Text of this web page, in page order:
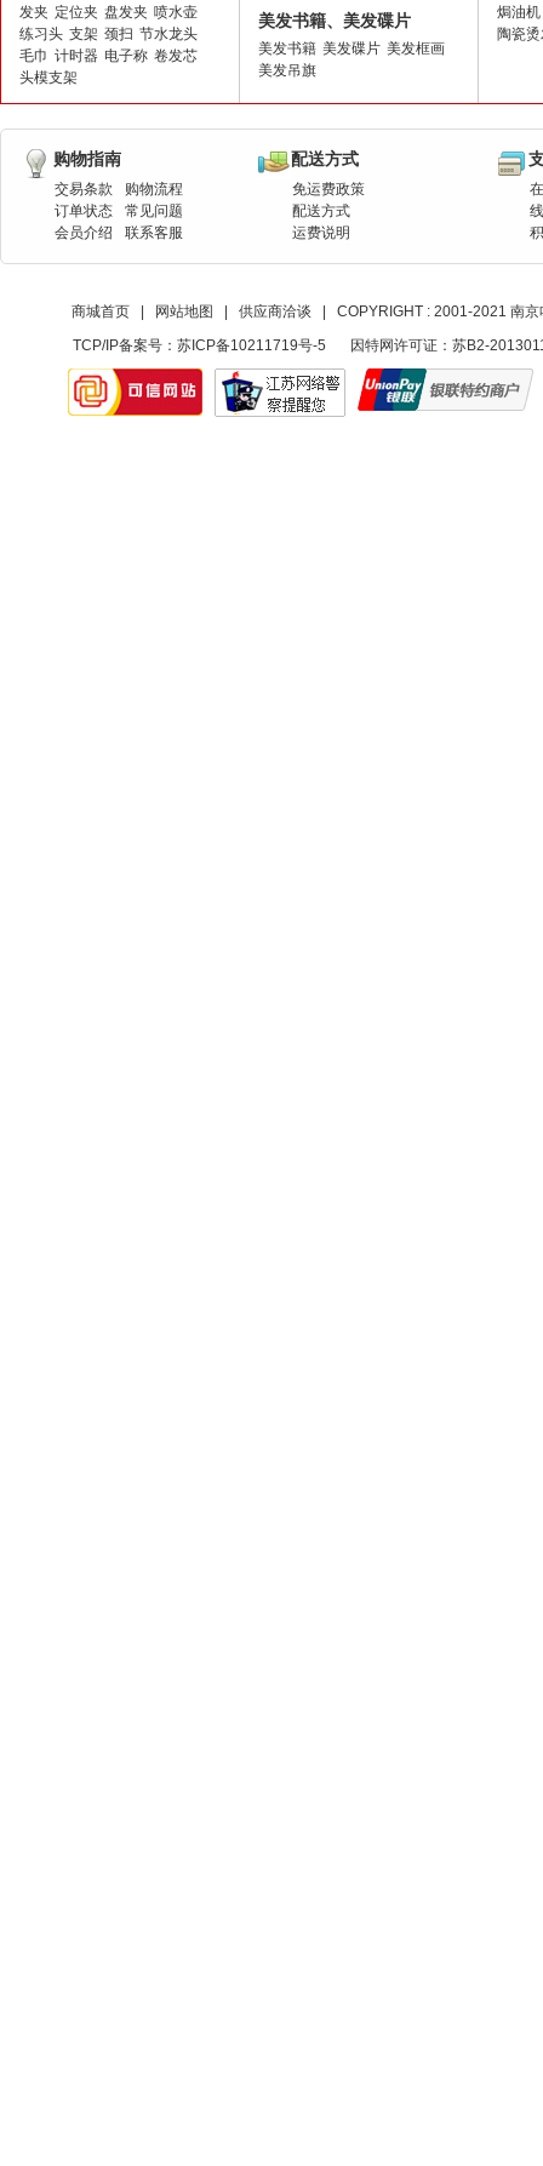
发夹 定位夹 盘发夹 喷水壶
练习头 支架 颈扫 节水龙头
毛巾 计时器 电子称 卷发芯
头模支架
美发书籍、美发碟片
美发书籍 美发碟片 美发框画
美发吊旗
焗油机
陶瓷
购物指南
交易条款
购物流程
订单状态
常见问题
会员介绍
联系客服
配送方式
免运费政策
配送方式
运费说明
商城首页 网站地图 供应商洽谈
COPYRIGHT : 2001-2021 南
TCP/IP备案号： 苏ICP备10211719号-5 因特网许可证：苏B2-